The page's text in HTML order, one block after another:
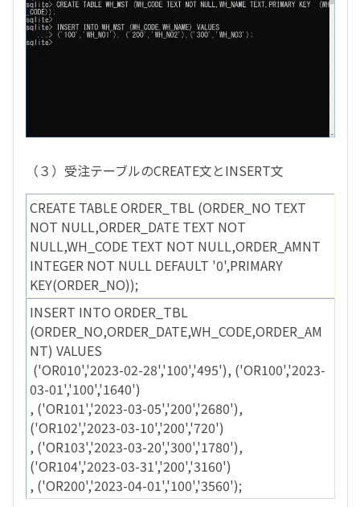
（３）受注テーブルのCREATE文とINSERT文
CREATE TABLE ORDER_TBL (ORDER_NO TEXT
NOT NULL,ORDER_DATE TEXT NOT
NULL,WH_CODE TEXT NOT NULL,ORDER_AMNT
INTEGER NOT NULL DEFAULT '0',PRIMARY
KEY(ORDER_NO));
INSERT INTO ORDER_TBL
(ORDER_NO,ORDER_DATE,WH_CODE,ORDER_AM
NT) VALUES
('OR010','2023-02-28','100','495'), ('OR100','2023-
03-01','100','1640')
, ('OR101','2023-03-05','200','2680'),
('OR102','2023-03-10','200','720')
, ('OR103','2023-03-20','300','1780'),
('OR104','2023-03-31','200','3160')
, ('OR200','2023-04-01','100','3560');